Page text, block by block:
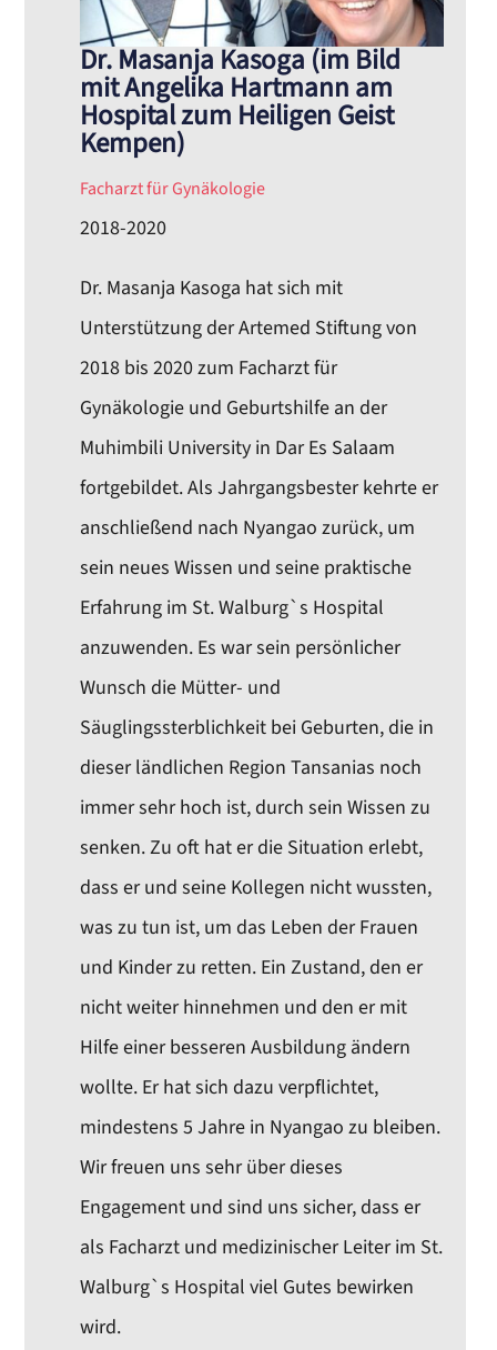
Dr. Masanja Kasoga (im Bild
mit Angelika Hartmann am
Hospital zum Heiligen Geist
Kempen)
Facharzt für Gynäkologie
2018-2020
Dr. Masanja Kasoga hat sich mit
Unterstützung der Artemed Stiftung von
2018 bis 2020 zum Facharzt für
Gynäkologie und Geburtshilfe an der
Muhimbili University in Dar Es Salaam
fortgebildet. Als Jahrgangsbester kehrte er
anschließend nach Nyangao zurück, um
sein neues Wissen und seine praktische
Erfahrung im St. Walburg`s Hospital
anzuwenden. Es war sein persönlicher
Wunsch die Mütter- und
Säuglingssterblichkeit bei Geburten, die in
dieser ländlichen Region Tansanias noch
immer sehr hoch ist, durch sein Wissen zu
senken. Zu oft hat er die Situation erlebt,
dass er und seine Kollegen nicht wussten,
was zu tun ist, um das Leben der Frauen
und Kinder zu retten. Ein Zustand, den er
nicht weiter hinnehmen und den er mit
Hilfe einer besseren Ausbildung ändern
wollte. Er hat sich dazu verpflichtet,
mindestens 5 Jahre in Nyangao zu bleiben.
Wir freuen uns sehr über dieses
Engagement und sind uns sicher, dass er
als Facharzt und medizinischer Leiter im St.
Walburg`s Hospital viel Gutes bewirken
wird.